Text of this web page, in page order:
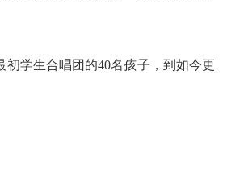
学生合唱团的40名孩子，到如今更